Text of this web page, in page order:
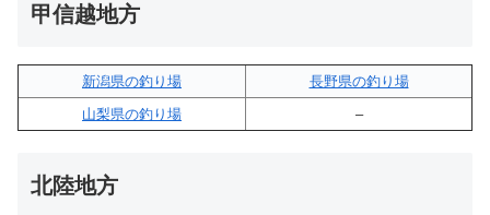
甲信越地方
新潟県の釣り場
長野県の釣り場
山梨県の釣り場
–
北陸地方